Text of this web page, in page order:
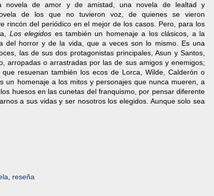
novela de amor y de amistad, una novela de lealtad y
de los que no tuvieron voz, de quienes se vieron
rincón del periódico en el mejor de los casos. Pero, para los
Los elegidos es también un homenaje a los clásicos, a la
del horror y de la vida, que a veces son lo mismo. Es una
las de sus dos protagonistas principales, Asun y Santos,
arropadas o arrastradas por las de sus amigos y enemigos;
resuenan también los ecos de Lorca, Wilde, Calderón o
un homenaje a los mitos y personajes que nunca mueren, a
huesos en las cunetas del franquismo, por pensar diferente
a sus vidas y ser nosotros los elegidos. Aunque solo sea
reseña